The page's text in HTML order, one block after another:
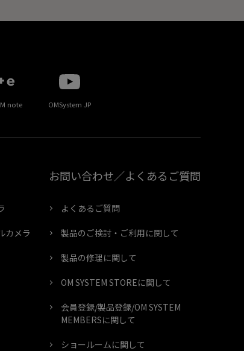
note OMSystem JP
カメラ
お問い合わせ／よくあるご質問
よくあるご質問
製品のご検討・ご利用に関して
製品の修理に関して
OM SYSTEM STOREに関して
会員登録/製品登録/OM SYSTEM
MEMBERSに関して
ショールームに関して